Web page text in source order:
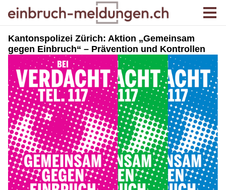
Kantonspolizei Zürich: Aktion „Gemeinsam
gegen Einbruch“ – Prävention und Kontrollen